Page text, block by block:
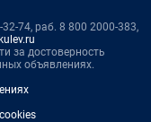
74, раб. 8 800 2000-383,
за достоверность
объявлениях.